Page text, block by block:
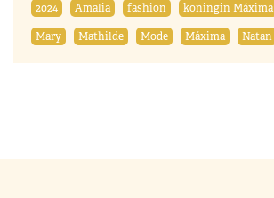
2024 Amalia fashion koningin Máxima
Mary
Mathilde Mode Máxima Natan